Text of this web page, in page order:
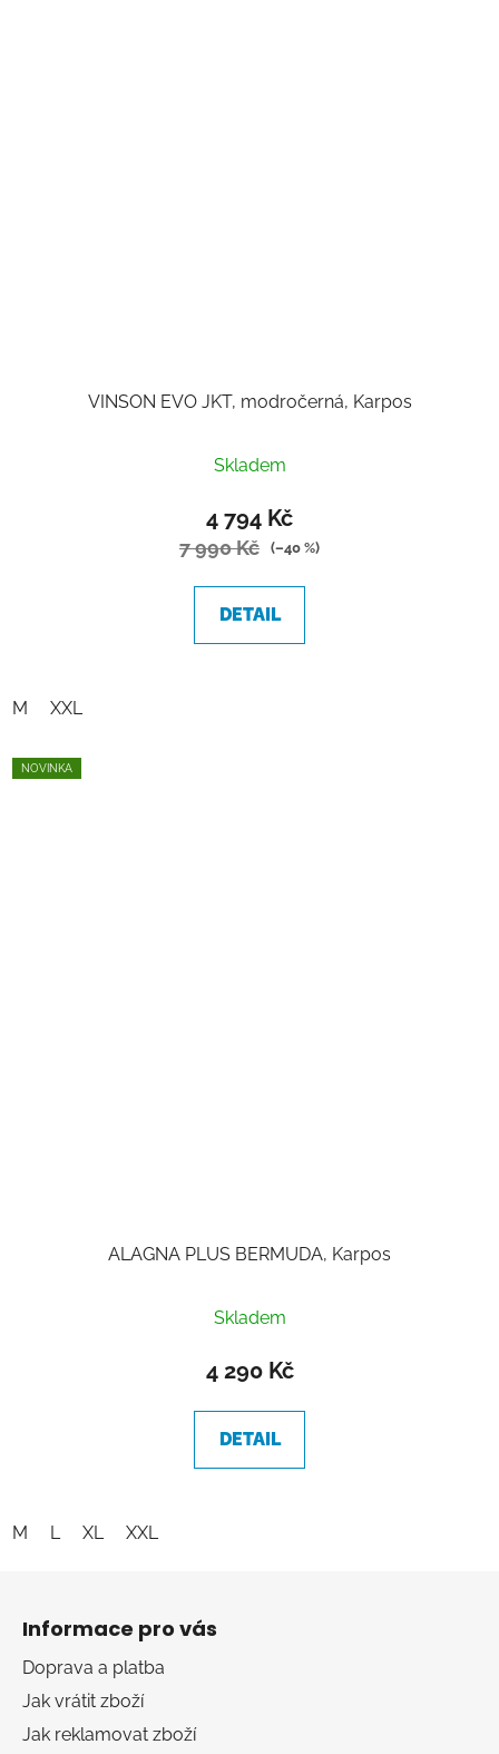
VINSON EVO JKT, modročerná, Karpos
Skladem
4 794 Kč
7 990 Kč (–40 %)
DETAIL
M XXL
NOVINKA
ALAGNA PLUS BERMUDA, Karpos
Skladem
4 290 Kč
DETAIL
M L XL XXL
Informace pro vás
Doprava a platba
Jak vrátit zboží
Jak reklamovat zboží